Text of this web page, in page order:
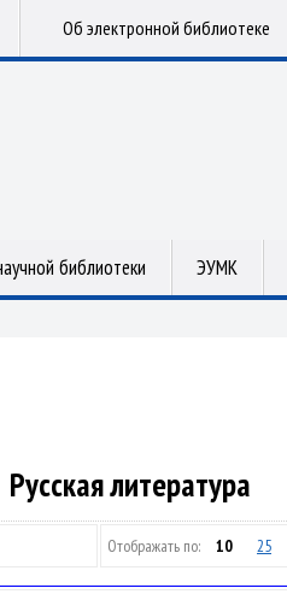
Об электронной библиотеке
библиотеки ЭУМК
Русская литература
Отображать по: 10 25